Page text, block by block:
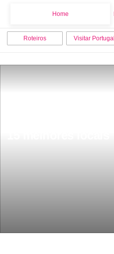
Home
Roteiros Visitar Portugal